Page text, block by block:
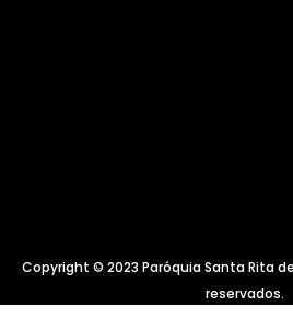
Copyright © 2023 Paróquia Santa Rita
reservados.